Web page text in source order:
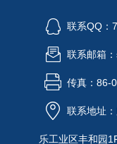
联系QQ：
联系邮箱
传真：86-
联系地址
乐工业区丰和园